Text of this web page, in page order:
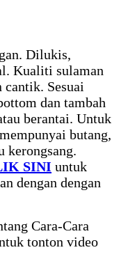
Dilukis,
Kualiti sulaman
Sesuai
dan tambah
berantai. Untuk
butang,
kerongsang.
SINI untuk
dengan dengan
Cara-Cara
tonton video